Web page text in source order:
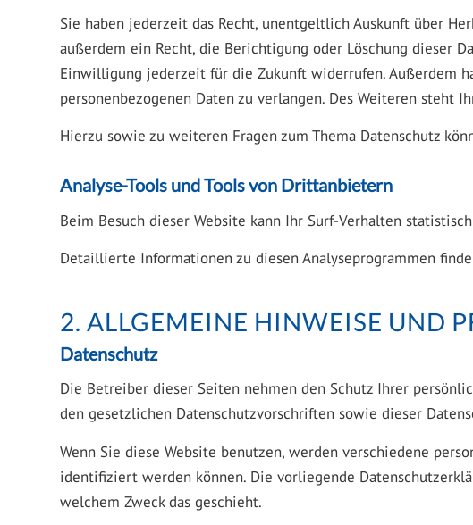
Sie haben jederzeit das Recht, unentgeltlich Auskunft über
außerdem ein Recht, die Berichtigung oder Löschung dieser
Einwilligung jederzeit für die Zukunft widerrufen. Außerdem
personenbezogenen Daten zu verlangen. Des Weiteren steht
Hierzu sowie zu weiteren Fragen zum Thema Datenschutz
Analyse-Tools und Tools von Dritt­anbietern
Beim Besuch dieser Website kann Ihr Surf-Verhalten
Detaillierte Informationen zu diesen Analyseprogrammen
2. ALLGEMEINE HINWEISE UND
Datenschutz
Die Betreiber dieser Seiten nehmen den Schutz Ihrer
den gesetzlichen Datenschutzvorschriften sowie dieser
Wenn Sie diese Website benutzen, werden verschiedene
identifiziert werden können. Die vorliegende
welchem Zweck das geschieht.